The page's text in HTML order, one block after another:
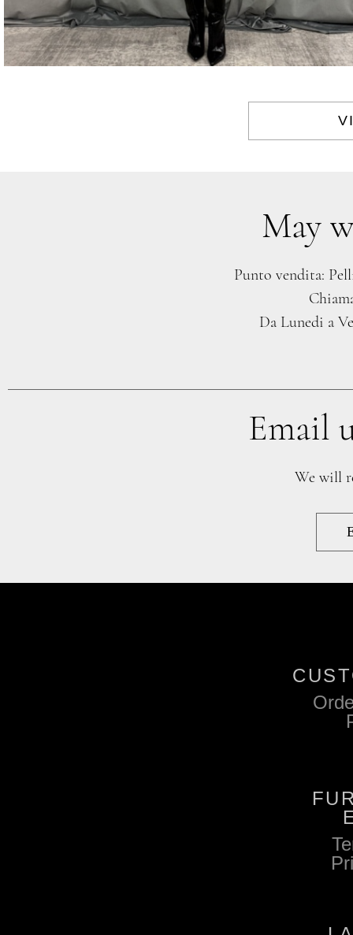
May
Punto vendita:
Da Lunedi a
Email
We will